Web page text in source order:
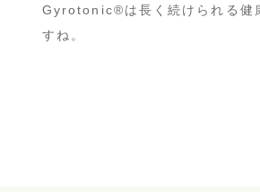
Gyrotonic®︎は長く続けられる健
すね。